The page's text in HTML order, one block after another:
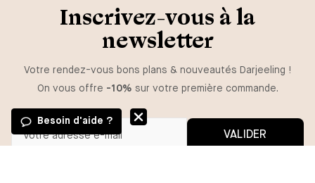
Inscrivez-vous à la
newsletter
Votre rendez-vous bons plans & nouveautés Darjeeling !
On vous offre -10% sur votre première commande.
VALIDER
Besoin d'aide ?